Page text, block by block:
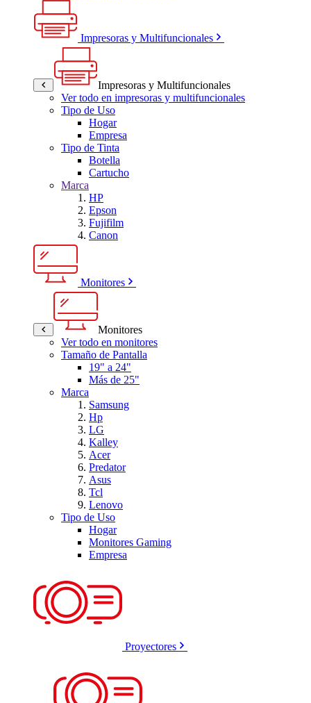
Impresoras y Multifuncionales
Impresoras y Multifuncionales
Ver todo en impresoras y multifuncionales
Tipo de Uso
Hogar
Empresa
Tipo de Tinta
Botella
Cartucho
Marca
HP
Epson
Fujifilm
Canon
Monitores
Monitores
Ver todo en monitores
Tamaño de Pantalla
19" a 24"
Más de 25"
Marca
Samsung
Hp
LG
Kalley
Acer
Predator
Asus
Tcl
Lenovo
Tipo de Uso
Hogar
Monitores Gaming
Empresa
Proyectores